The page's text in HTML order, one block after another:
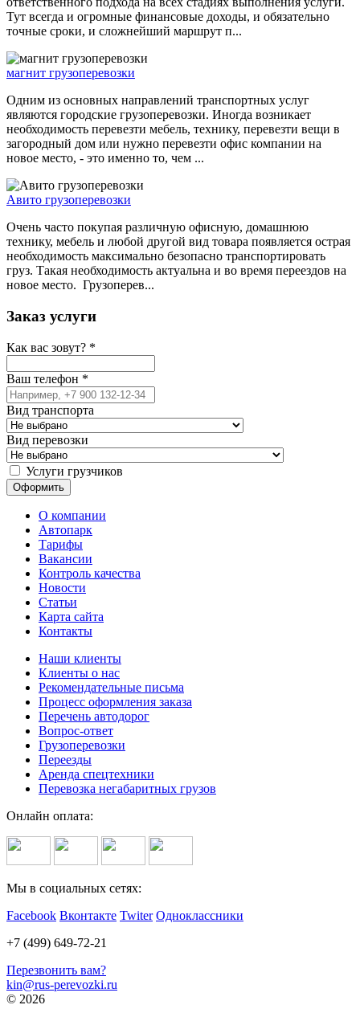
Тут всегда и огромные финансовые доходы, и обязательно
точные сроки, и сложнейший маршрут п...
магнит грузоперевозки
Одним из основных направлений транспортных услуг
являются городские грузоперевозки. Иногда возникает
необходимость перевезти мебель, технику, перевезти вещи в
загородный дом или нужно перевезти офис компании на
новое место, - это именно то, чем ...
Авито грузоперевозки
Очень часто покупая различную офисную, домашнюю
технику, мебель и любой другой вид товара появляется острая
необходимость максимально безопасно транспортировать
груз. Такая необходимость актуальна и во время переездов на
новое место. Грузоперев...
Заказ услуги
Как вас зовут? *
Ваш телефон *
Вид транспорта
Вид перевозки
Услуги грузчиков
О компании
Автопарк
Тарифы
Вакансии
Контроль качества
Новости
Статьи
Карта сайта
Контакты
Наши клиенты
Клиенты о нас
Рекомендательные письма
Процесс оформления заказа
Перечень автодорог
Вопрос-ответ
Грузоперевозки
Переезды
Аренда спецтехники
Перевозка негабаритных грузов
Онлайн оплата:
Мы в социальных сетях:
Facebook Вконтакте Twiter Одноклассники
+7 (499) 649-72-21
Перезвонить вам?
kin@rus-perevozki.ru
© 2026